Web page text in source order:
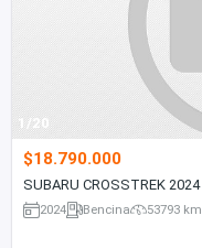
1/20
$18.790.000
SUBARU CROSSTREK 2024
2024 Bencina 53793 km